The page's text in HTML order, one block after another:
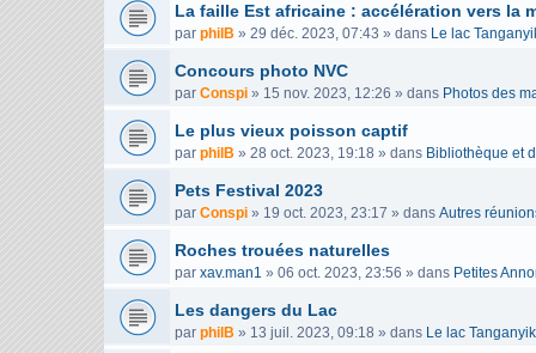
La faille Est africaine : accélération vers la
par philB » 29 déc. 2023, 07:43 » dans Le lac
Concours photo NVC
par Conspi » 15 nov. 2023, 12:26 » dans Photos des
Le plus vieux poisson captif
par philB » 28 oct. 2023, 19:18 » dans Bibliothèque et
Pets Festival 2023
par Conspi » 19 oct. 2023, 23:17 » dans Autres
Roches trouées naturelles
par xav.man1 » 06 oct. 2023, 23:56 » dans Petites
Les dangers du Lac
par philB » 13 juil. 2023, 09:18 » dans Le lac